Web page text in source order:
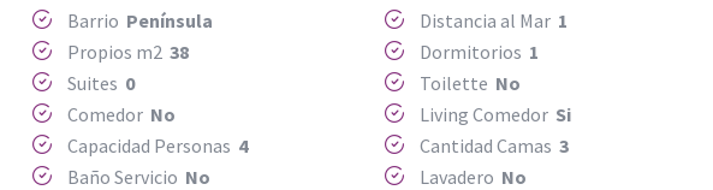
Barrio Península Distancia al Mar 1
Propios m2 38 Dormitorios 1
Suites 0 Toilette No
Comedor No Living Comedor Si
Capacidad Personas 4 Cantidad Camas3
Baño Servicio No Lavadero No